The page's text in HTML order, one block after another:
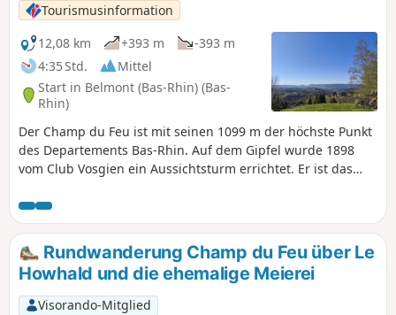
Tourismusinformation
12,08 km
+393 m
-393 m
4:35 Std.
Mittel
Start in Belmont (Bas-Rhin) (Bas-
Rhin)
Der Champ du Feu ist mit seinen 1099 m der höchste Punkt
des Departements Bas-Rhin. Auf dem Gipfel wurde 1898
vom Club Vosgien ein Aussichtsturm errichtet. Er ist das
Ortsnamens Champ du feu gibt es zahlreiche Hypothesen.
Er könnte von „Vehfeld“ oder „Viehweide“ stammen, von
einer Verballhornung des Namens „Champ des fées“
(Feenwiese) oder „Champ du faîte“ (Gipfel) oder auch von
den Feuern der Köhler...
Rundwanderung Champ du Feu über Le
Howhald und die ehemalige Meierei
Visorando-Mitglied